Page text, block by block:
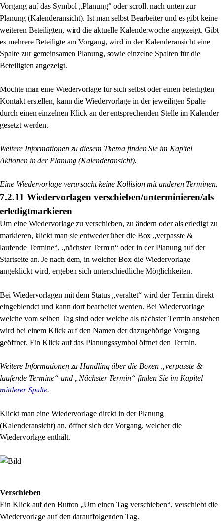
Vorgang auf das Symbol „Planung“ oder scrollt nach unten zur
Planung (Kalenderansicht). Ist man selbst Bearbeiter und es gibt keine
weiteren Beteiligten, wird die aktuelle Kalenderwoche angezeigt. Gibt
es mehrere Beteiligte am Vorgang, wird in der Kalenderansicht eine
Spalte zur gemeinsamen Planung, sowie einzelne Spalten für die
Beteiligten angezeigt.
Möchte man eine Wiedervorlage für sich selbst oder einen beteiligten
Kontakt erstellen, kann die Wiedervorlage in der jeweiligen Spalte
durch einen einzelnen Klick an der entsprechenden Stelle im Kalender
gesetzt werden.
Weitere Informationen zu diesem Thema finden Sie im Kapitel
Aktionen in der Planung (Kalenderansicht).
Eine Wiedervorlage verursacht keine Kollision mit anderen Terminen.
7.2.11 Wiedervorlagen verschieben/unterminieren/als
erledigtmarkieren
Um eine Wiedervorlage zu verschieben, zu ändern oder als erledigt zu
markieren, klickt man sie entweder über die Box „verpasste &
laufende Termine“, „nächster Termin“ oder in der Planung auf der
Startseite an. Je nach dem, in welcher Box die Wiedervorlage
angeklickt wird, ergeben sich unterschiedliche Möglichkeiten.
Bei Wiedervorlagen mit dem Status „veraltet“ wird der Termin direkt
eingeblendet und kann dort bearbeitet werden. Bei Wiedervorlage
welche vom selben Tag sind oder welche als nächster Termin anstehen
wird bei einem Klick auf den Namen der dazugehörige Vorgang
geöffnet. Ein Klick auf das Planungssymbol öffnet den Termin.
Weitere Informationen zu Handling über die Boxen „verpasste &
laufende Termine“ und „Nächster Termin“ finden Sie im Kapitel
mittlerer Spalte.
Klickt man eine Wiedervorlage direkt in der Planung
(Kalenderansicht) an, öffnet sich der Vorgang, welcher die
Wiedervorlage enthält.
Verschieben
Ein Klick auf den Button „Um einen Tag verschieben“, verschiebt die
Wiedervorlage auf den darauffolgenden Tag.